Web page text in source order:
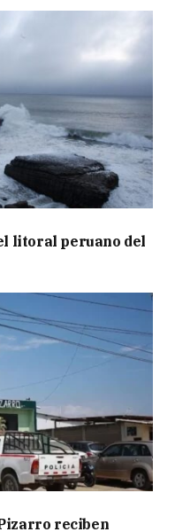
litoral peruano del
reciben